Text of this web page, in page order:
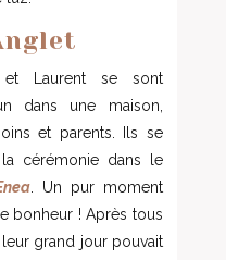
et Laurent se sont
dans une maison,
et parents. Ils se
cérémonie dans le
. Un pur moment
bonheur ! Après tous
grand jour pouvait